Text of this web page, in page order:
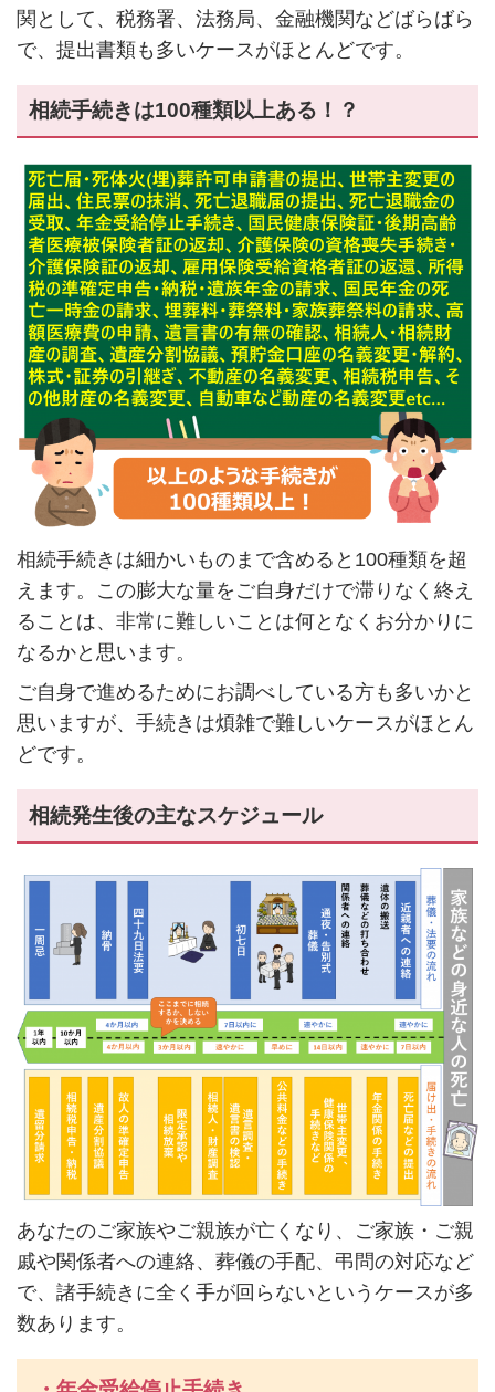
関として、税務署、法務局、金融機関などばらばら
で、提出書類も多いケースがほとんどです。
相続手続きは100種類以上ある！？
相続手続きは細かいものまで含めると100種類を超
えます。この膨大な量をご自身だけで滞りなく終え
ることは、非常に難しいことは何となくお分かりに
なるかと思います。
ご自身で進めるためにお調べしている方も多いかと
思いますが、手続きは煩雑で難しいケースがほとん
どです。
相続発生後の主なスケジュール
あなたのご家族やご親族が亡くなり、ご家族・ご親
戚や関係者への連絡、葬儀の手配、弔問の対応など
で、諸手続きに全く手が回らないというケースが多
数あります。